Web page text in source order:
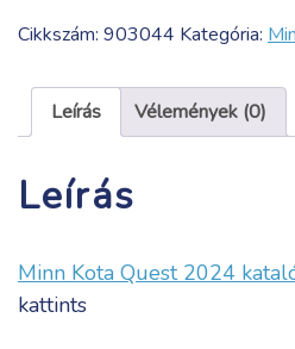
90/115
WR,
220cm,
mennyiség
Cikkszám: 903044 Kategória:
Leírás Vélemények (0)
Leírás
Minn Kota Quest 2024
kattints